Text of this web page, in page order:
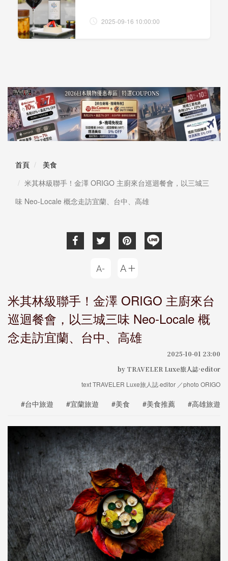
2025-09-16 10:00:00
首頁
美食
米其林級聯手！金澤 ORIGO 主廚來台巡迴餐會，以三城三
味 Neo-Locale 概念走訪宜蘭、台中、高雄
米其林級聯手！金澤 ORIGO 主廚來台
巡迴餐會，以三城三味 Neo-Locale 概
念走訪宜蘭、台中、高雄
2025-10-01 23:00
by TRAVELER Luxe旅人誌·editor
text TRAVELER Luxe旅人誌·editor ／photo ORIGO
#台中旅遊 #宜蘭旅遊 #美食 #美食推薦 #高雄旅遊